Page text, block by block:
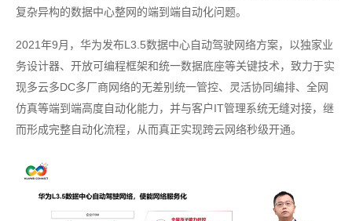
复杂异构的数据中心整网的端到端自动化问题。
2021年9月，华为发布L3.5数据中心自动驾驶网络方案，以独家业
务设计器、开放可编程框架和统一数据底座等关键技术，致力于实
现多云多DC多厂商网络的无差别统一管控、灵活协同编排、全网
仿真等端到端高度自动化能力，并与客户IT管理系统无缝对接，继
而形成完整自动化流程，从而真正实现跨云网络秒级开通。